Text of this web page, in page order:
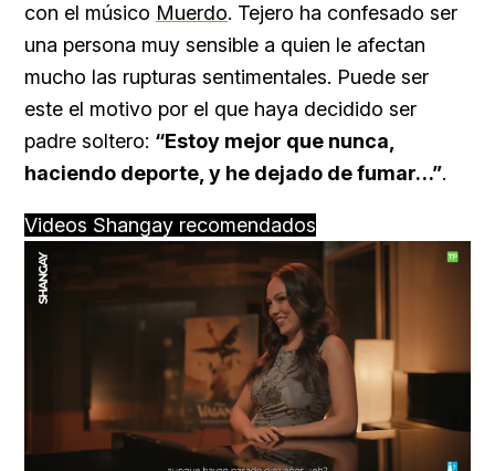
con el músico Muerdo. Tejero ha confesado ser
una persona muy sensible a quien le afectan
mucho las rupturas sentimentales. Puede ser
este el motivo por el que haya decidido ser
padre soltero: “Estoy mejor que nunca,
haciendo deporte, y he dejado de fumar…”.
Videos Shangay recomendados